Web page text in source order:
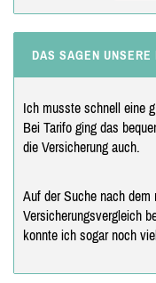
DAS SAGEN UNSERE
Ich musste schnell eine
Bei Tarifo ging das
die Versicherung auch.
Auf der Suche nach
Versicherungsvergleich
konnte ich sogar noch